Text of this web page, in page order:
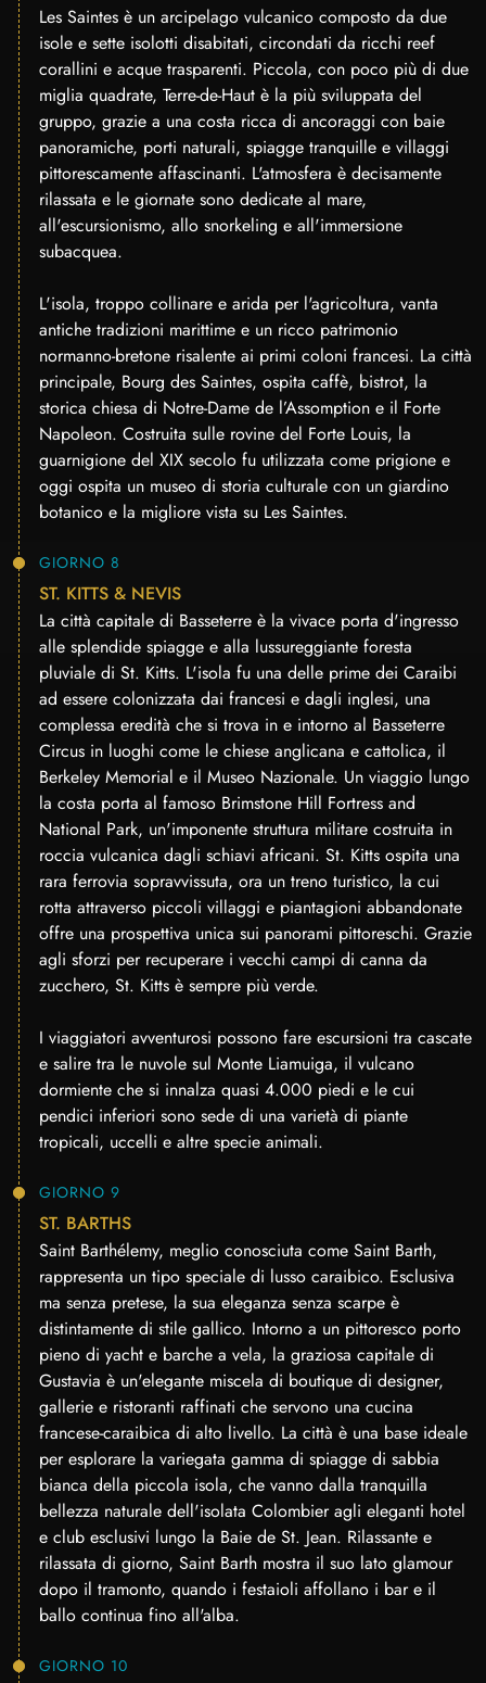
Les Saintes è un arcipelago vulcanico composto da due
isole e sette isolotti disabitati, circondati da ricchi reef
corallini e acque trasparenti. Piccola, con poco più di due
miglia quadrate, Terre-de-Haut è la più sviluppata del
gruppo, grazie a una costa ricca di ancoraggi con baie
panoramiche, porti naturali, spiagge tranquille e villaggi
pittorescamente affascinanti. L'atmosfera è decisamente
rilassata e le giornate sono dedicate al mare,
all'escursionismo, allo snorkeling e all'immersione
subacquea.
L'isola, troppo collinare e arida per l'agricoltura, vanta
antiche tradizioni marittime e un ricco patrimonio
normanno-bretone risalente ai primi coloni francesi. La città
principale, Bourg des Saintes, ospita caffè, bistrot, la
storica chiesa di Notre-Dame de l’Assomption e il Forte
Napoleon. Costruita sulle rovine del Forte Louis, la
guarnigione del XIX secolo fu utilizzata come prigione e
oggi ospita un museo di storia culturale con un giardino
botanico e la migliore vista su Les Saintes.
GIORNO 8
ST. KITTS & NEVIS
La città capitale di Basseterre è la vivace porta d'ingresso
alle splendide spiagge e alla lussureggiante foresta
pluviale di St. Kitts. L'isola fu una delle prime dei Caraibi
ad essere colonizzata dai francesi e dagli inglesi, una
complessa eredità che si trova in e intorno al Basseterre
Circus in luoghi come le chiese anglicana e cattolica, il
Berkeley Memorial e il Museo Nazionale. Un viaggio lungo
la costa porta al famoso Brimstone Hill Fortress and
National Park, un'imponente struttura militare costruita in
roccia vulcanica dagli schiavi africani. St. Kitts ospita una
rara ferrovia sopravvissuta, ora un treno turistico, la cui
rotta attraverso piccoli villaggi e piantagioni abbandonate
offre una prospettiva unica sui panorami pittoreschi. Grazie
agli sforzi per recuperare i vecchi campi di canna da
zucchero, St. Kitts è sempre più verde.
I viaggiatori avventurosi possono fare escursioni tra cascate
e salire tra le nuvole sul Monte Liamuiga, il vulcano
dormiente che si innalza quasi 4.000 piedi e le cui
pendici inferiori sono sede di una varietà di piante
tropicali, uccelli e altre specie animali.
GIORNO 9
ST. BARTHS
Saint Barthélemy, meglio conosciuta come Saint Barth,
rappresenta un tipo speciale di lusso caraibico. Esclusiva
ma senza pretese, la sua eleganza senza scarpe è
distintamente di stile gallico. Intorno a un pittoresco porto
pieno di yacht e barche a vela, la graziosa capitale di
Gustavia è un'elegante miscela di boutique di designer,
gallerie e ristoranti raffinati che servono una cucina
francese-caraibica di alto livello. La città è una base ideale
per esplorare la variegata gamma di spiagge di sabbia
bianca della piccola isola, che vanno dalla tranquilla
bellezza naturale dell'isolata Colombier agli eleganti hotel
e club esclusivi lungo la Baie de St. Jean. Rilassante e
rilassata di giorno, Saint Barth mostra il suo lato glamour
dopo il tramonto, quando i festaioli affollano i bar e il
ballo continua fino all'alba.
GIORNO 10